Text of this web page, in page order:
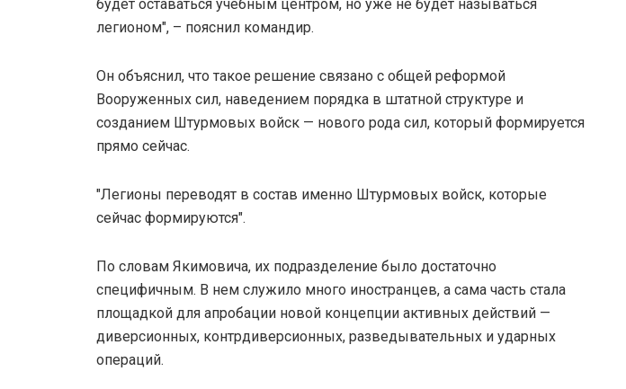
будет оставаться учебным центром, но уже не будет называться
легионом", – пояснил командир.
Он объяснил, что такое решение связано с общей реформой
Вооруженных сил, наведением порядка в штатной структуре и
созданием Штурмовых войск — нового рода сил, который формируется
прямо сейчас.
"Легионы переводят в состав именно Штурмовых войск, которые
сейчас формируются".
По словам Якимовича, их подразделение было достаточно
специфичным. В нем служило много иностранцев, а сама часть стала
площадкой для апробации новой концепции активных действий —
диверсионных, контрдиверсионных, разведывательных и ударных
операций.